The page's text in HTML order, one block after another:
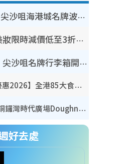
開倉優惠 | 尖沙咀海港城名牌波鞋開倉低至1折！On鞋$899起／Joy&Peace鞋履$98起
CHANEL美妝限時減價低至3折！人氣粉底/唇膏/精華液低至$275！COCO香水都有平
開倉優惠｜尖沙咀名牌行李箱開倉低至4折！一連5日 American Tourister/ace./Hallmark $200起！
【8月生日優惠2026】全港85大食買玩著數攻略 自助餐/火鍋放題同行免費＋誠品/DONKI送現金券
開倉優惠｜銅鑼灣時代廣場Doughnut/Campo Marzio開倉低至1折！背囊、書包、手袋劈價$200起
好去處